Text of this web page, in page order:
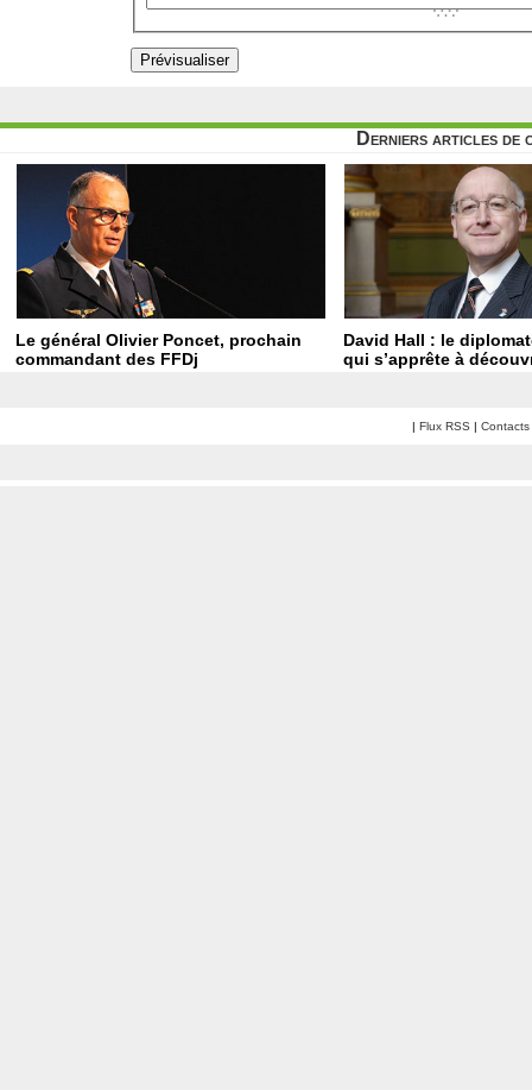
Derniers articles de
Le général Olivier Poncet, prochain
commandant des FFDj
David Hall : le
qui s’apprête à
| Flux RSS | Contacts